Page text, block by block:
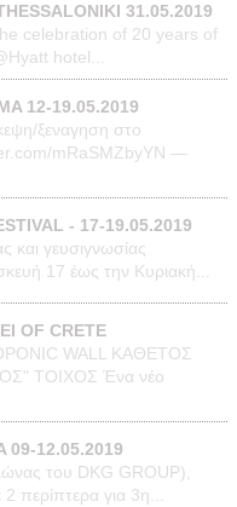
31.05.2019
celebration of 20 years of
hotel...
12-19.05.2019
ξεναγηση στο
mRaSMZbyYN —
- 17-19.05.2019
και γευσιγνωσίας
17 έως την Κυριακή...
OF CRETE
WALL ΚΑΘΕΤΟΣ
ΤΟΙΧΟΣ Ένα νέο
09-12.05.2019
του DKG GROUP),
περίπτερα για 3η...